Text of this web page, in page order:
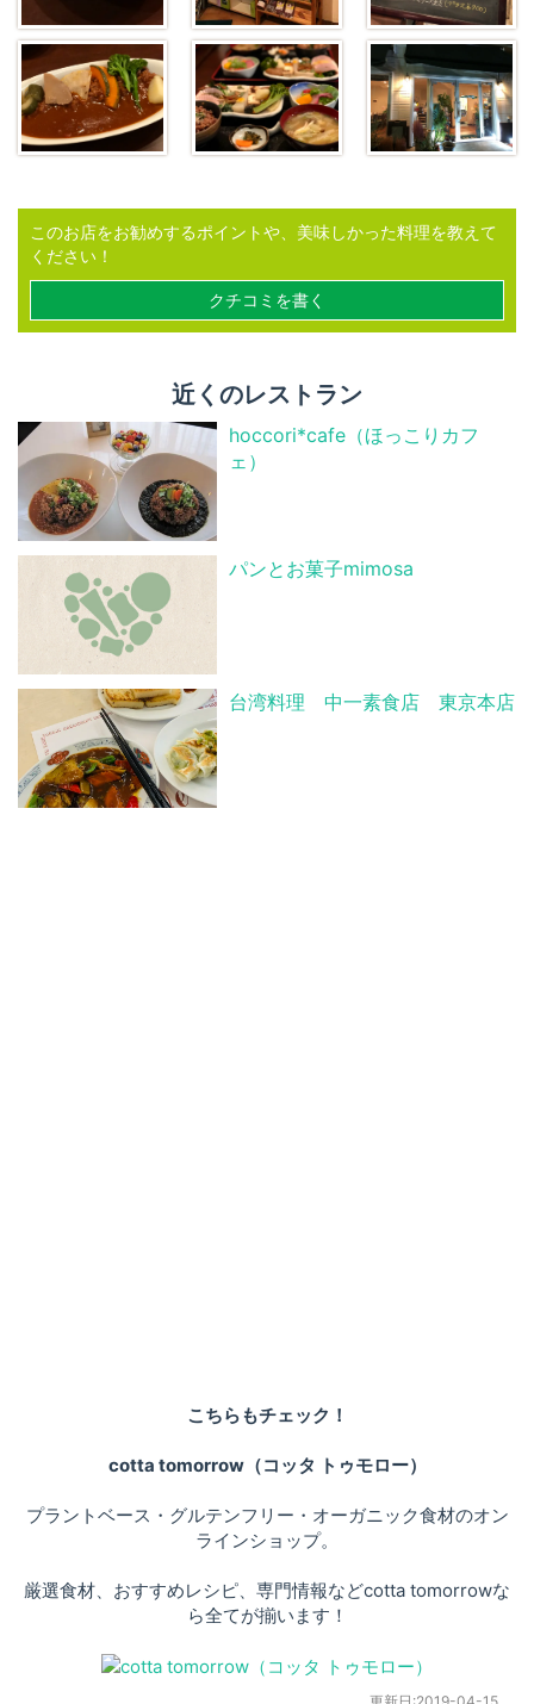
このお店をお勧めするポイントや、美味しかった料理を教えて
ください！
クチコミを書く
近くのレストラン
hoccori*cafe（ほっこりカフ
ェ）
パンとお菓子mimosa
台湾料理 中一素食店 東京本店
こちらもチェック！
cotta tomorrow（コッタ トゥモロー）
プラントベース・グルテンフリー・オーガニック食材のオン
ラインショップ。
厳選食材、おすすめレシピ、専門情報などcotta tomorrowな
ら全てが揃います！